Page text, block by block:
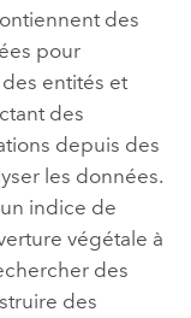
des
pour
entités et
des
depuis des
les données.
indice de
végétale à
des
des